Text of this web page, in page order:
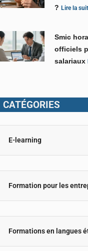
?Lire la
Smic
officiels
salariaux
CATÉGORIES
E-learning
Formation pour les
Formations en langues